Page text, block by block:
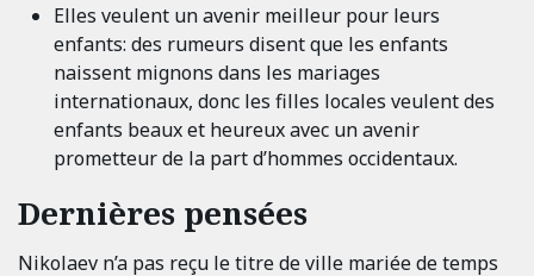
Elles veulent un avenir meilleur pour leurs
enfants: des rumeurs disent que les enfants
naissent mignons dans les mariages
internationaux, donc les filles locales veulent des
enfants beaux et heureux avec un avenir
prometteur de la part d’hommes occidentaux.
Dernières pensées
Nikolaev n’a pas reçu le titre de ville mariée de temps